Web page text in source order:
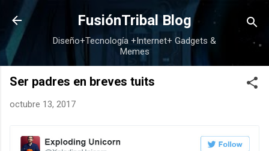
Ir al contenido principal
FusiónTribal Blog
Diseño+Tecnología +Internet+ Gadgets &
Memes
Ser padres en breves tuits
octubre 13, 2017